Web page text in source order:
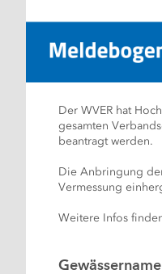
Der WVER hat
gesamten
beantragt werden.
Die Anbringung
Vermessung
Weitere Infos
Gewässername